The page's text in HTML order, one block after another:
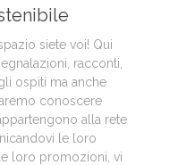
siete voi! Qui
racconti,
ospiti ma anche
conoscere
alla rete
le loro
loro promozioni, vi